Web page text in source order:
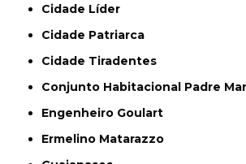
Cidade Líder
Cidade Patriarca
Cidade Tiradentes
Conjunto Habitacional Padre
Engenheiro Goulart
Ermelino Matarazzo